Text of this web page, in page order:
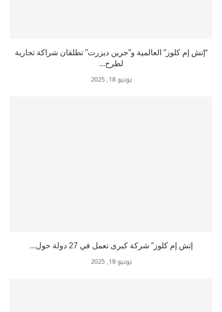
“إتش إم كلوز” العالمية و”جرين ديزرت” تطلقان شراكة تجارية
لطرح...
يونيو 18, 2025
إتش إم كلوز” شركة كبرى تعمل في 27 دولة حول...
يونيو 18, 2025